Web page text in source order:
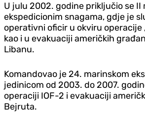
U julu 2002. godine priključio se II
ekspedicionim snagama, gdje je
operativni oficir u okviru operacije
kao i u evakuaciji američkih
Libanu.
Komandovao je 24. marinskom
jedinicom od 2003. do 2007.
operaciji IOF-2 i evakuaciji
Bejruta.